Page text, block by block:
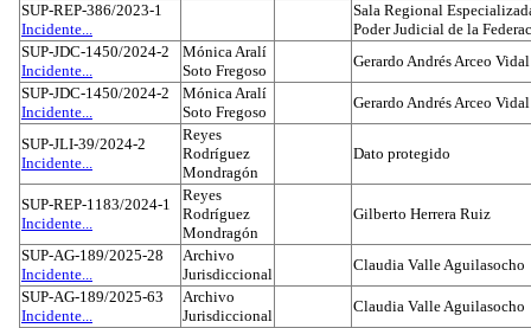
SUP-REP-386/2023-1
Incidente...
Sala Regional
Poder Judicial de la
SUP-JDC-1450/2024-2
Incidente...
Mónica Aralí
Soto Fregoso
Gerardo Andrés Arceo Vidal
SUP-JDC-1450/2024-2
Incidente...
Mónica Aralí
Soto Fregoso
Gerardo Andrés Arceo Vidal
SUP-JLI-39/2024-2
Incidente...
Reyes
Rodríguez
Mondragón
Dato protegido
SUP-REP-1183/2024-1
Incidente...
Reyes
Rodríguez
Mondragón
Gilberto Herrera Ruiz
SUP-AG-189/2025-28
Incidente...
Archivo
Jurisdiccional
Claudia Valle Aguilasocho
SUP-AG-189/2025-63
Incidente...
Archivo
Jurisdiccional
Claudia Valle Aguilasocho